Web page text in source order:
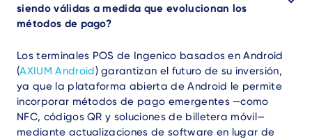
siendo válidas a medida que evolucionan los
métodos de pago?
Los terminales POS de Ingenico basados en Android
(AXIUM Android) garantizan el futuro de su inversión,
ya que la plataforma abierta de Android le permite
incorporar métodos de pago emergentes —como
NFC, códigos QR y soluciones de billetera móvil—
mediante actualizaciones de software en lugar de